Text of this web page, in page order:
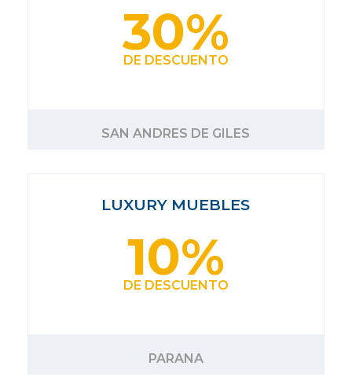
30%
DE DESCUENTO
SAN ANDRES DE GILES
LUXURY MUEBLES
10%
DE DESCUENTO
PARANA